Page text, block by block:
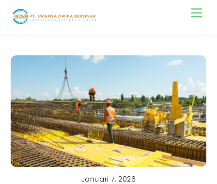
content
Januari 7, 2026